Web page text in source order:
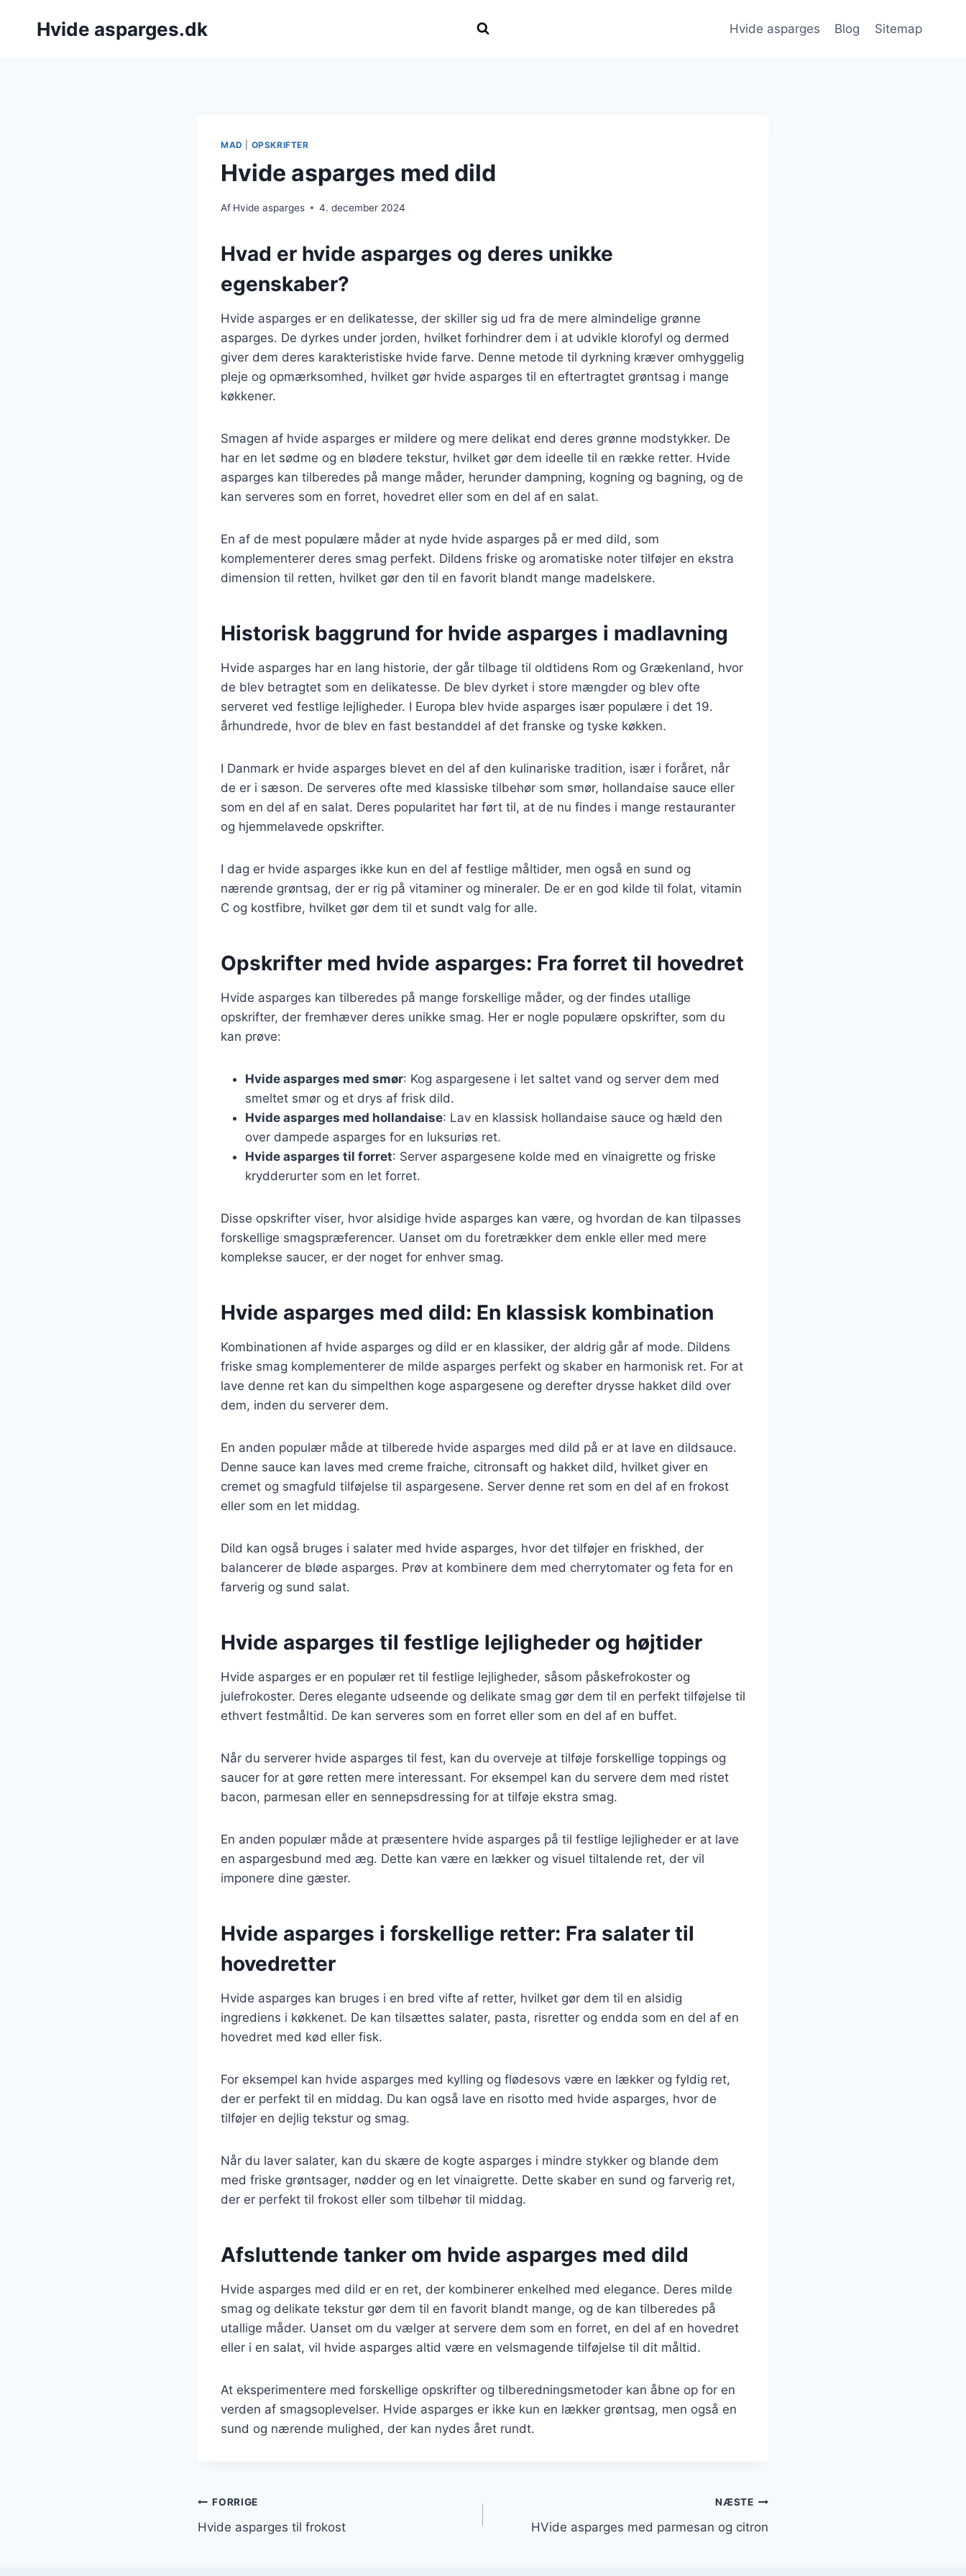
Hvide asparges.dk Hvide asparges Blog Sitemap
MAD OPSKRIFTER
Hvide asparges med dild
Af Hvide asparges 4. december 2024
Hvad er hvide asparges og deres unikke
egenskaber?
Hvide asparges er en delikatesse, der skiller sig ud fra de mere almindelige grønne
asparges. De dyrkes under jorden, hvilket forhindrer dem i at udvikle klorofyl og dermed
giver dem deres karakteristiske hvide farve. Denne metode til dyrkning kræver omhyggelig
pleje og opmærksomhed, hvilket gør hvide asparges til en eftertragtet grøntsag i mange
køkkener.
Smagen af hvide asparges er mildere og mere delikat end deres grønne modstykker. De
har en let sødme og en blødere tekstur, hvilket gør dem ideelle til en række retter. Hvide
asparges kan tilberedes på mange måder, herunder dampning, kogning og bagning, og de
kan serveres som en forret, hovedret eller som en del af en salat.
En af de mest populære måder at nyde hvide asparges på er med dild, som
komplementerer deres smag perfekt. Dildens friske og aromatiske noter tilføjer en ekstra
dimension til retten, hvilket gør den til en favorit blandt mange madelskere.
Historisk baggrund for hvide asparges i madlavning
Hvide asparges har en lang historie, der går tilbage til oldtidens Rom og Grækenland, hvor
de blev betragtet som en delikatesse. De blev dyrket i store mængder og blev ofte
serveret ved festlige lejligheder. I Europa blev hvide asparges især populære i det 19.
århundrede, hvor de blev en fast bestanddel af det franske og tyske køkken.
I Danmark er hvide asparges blevet en del af den kulinariske tradition, især i foråret, når
de er i sæson. De serveres ofte med klassiske tilbehør som smør, hollandaise sauce eller
som en del af en salat. Deres popularitet har ført til, at de nu findes i mange restauranter
og hjemmelavede opskrifter.
I dag er hvide asparges ikke kun en del af festlige måltider, men også en sund og
nærende grøntsag, der er rig på vitaminer og mineraler. De er en god kilde til folat, vitamin
C og kostfibre, hvilket gør dem til et sundt valg for alle.
Opskrifter med hvide asparges: Fra forret til hovedret
Hvide asparges kan tilberedes på mange forskellige måder, og der findes utallige
opskrifter, der fremhæver deres unikke smag. Her er nogle populære opskrifter, som du
kan prøve:
Hvide asparges med smør: Kog aspargesene i let saltet vand og server dem med
smeltet smør og et drys af frisk dild.
Hvide asparges med hollandaise: Lav en klassisk hollandaise sauce og hæld den
over dampede asparges for en luksuriøs ret.
Hvide asparges til forret: Server aspargesene kolde med en vinaigrette og friske
krydderurter som en let forret.
Disse opskrifter viser, hvor alsidige hvide asparges kan være, og hvordan de kan tilpasses
forskellige smagspræferencer. Uanset om du foretrækker dem enkle eller med mere
komplekse saucer, er der noget for enhver smag.
Hvide asparges med dild: En klassisk kombination
Kombinationen af hvide asparges og dild er en klassiker, der aldrig går af mode. Dildens
friske smag komplementerer de milde asparges perfekt og skaber en harmonisk ret. For at
lave denne ret kan du simpelthen koge aspargesene og derefter drysse hakket dild over
dem, inden du serverer dem.
En anden populær måde at tilberede hvide asparges med dild på er at lave en dildsauce.
Denne sauce kan laves med creme fraiche, citronsaft og hakket dild, hvilket giver en
cremet og smagfuld tilføjelse til aspargesene. Server denne ret som en del af en frokost
eller som en let middag.
Dild kan også bruges i salater med hvide asparges, hvor det tilføjer en friskhed, der
balancerer de bløde asparges. Prøv at kombinere dem med cherrytomater og feta for en
farverig og sund salat.
Hvide asparges til festlige lejligheder og højtider
Hvide asparges er en populær ret til festlige lejligheder, såsom påskefrokoster og
julefrokoster. Deres elegante udseende og delikate smag gør dem til en perfekt tilføjelse til
ethvert festmåltid. De kan serveres som en forret eller som en del af en buffet.
Når du serverer hvide asparges til fest, kan du overveje at tilføje forskellige toppings og
saucer for at gøre retten mere interessant. For eksempel kan du servere dem med ristet
bacon, parmesan eller en sennepsdressing for at tilføje ekstra smag.
En anden populær måde at præsentere hvide asparges på til festlige lejligheder er at lave
en aspargesbund med æg. Dette kan være en lækker og visuel tiltalende ret, der vil
imponere dine gæster.
Hvide asparges i forskellige retter: Fra salater til
hovedretter
Hvide asparges kan bruges i en bred vifte af retter, hvilket gør dem til en alsidig
ingrediens i køkkenet. De kan tilsættes salater, pasta, risretter og endda som en del af en
hovedret med kød eller fisk.
For eksempel kan hvide asparges med kylling og flødesovs være en lækker og fyldig ret,
der er perfekt til en middag. Du kan også lave en risotto med hvide asparges, hvor de
tilføjer en dejlig tekstur og smag.
Når du laver salater, kan du skære de kogte asparges i mindre stykker og blande dem
med friske grøntsager, nødder og en let vinaigrette. Dette skaber en sund og farverig ret,
der er perfekt til frokost eller som tilbehør til middag.
Afsluttende tanker om hvide asparges med dild
Hvide asparges med dild er en ret, der kombinerer enkelhed med elegance. Deres milde
smag og delikate tekstur gør dem til en favorit blandt mange, og de kan tilberedes på
utallige måder. Uanset om du vælger at servere dem som en forret, en del af en hovedret
eller i en salat, vil hvide asparges altid være en velsmagende tilføjelse til dit måltid.
At eksperimentere med forskellige opskrifter og tilberedningsmetoder kan åbne op for en
verden af smagsoplevelser. Hvide asparges er ikke kun en lækker grøntsag, men også en
sund og nærende mulighed, der kan nydes året rundt.
Indlægsnavigation
FORRIGE
Hvide asparges til frokost
NÆSTE
HVide asparges med parmesan og citron